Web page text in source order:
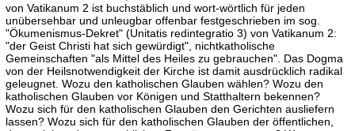
von Vatikanum 2 ist buchstäblich und wort-wörtlich für jeden
unübersehbar und unleugbar offenbar festgeschrieben im sog.
"Ökumenismus-Dekret" (Unitatis redintegratio 3) von Vatikanum 2:
"der Geist Christi hat sich gewürdigt", nichtkatholische
Gemeinschaften "als Mittel des Heiles zu gebrauchen". Das Dogma
von der Heilsnotwendigkeit der Kirche ist damit ausdrücklich radikal
geleugnet. Wozu den katholischen Glauben wählen? Wozu den
katholischen Glauben vor Königen und Statthaltern bekennen?
Wozu sich für den katholischen Glauben den Gerichten ausliefern
lassen? Wozu sich für den katholischen Glauben der öffentlichen,